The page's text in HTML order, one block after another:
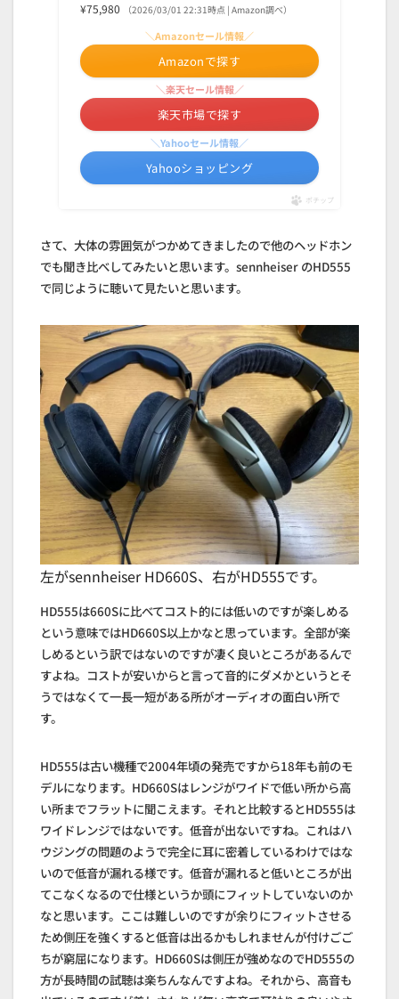
¥75,980
（2026/03/01 22:31時点 | Amazon調べ）
＼Amazonセール情報／
Amazonで探す
＼楽天セール情報／
楽天市場で探す
＼Yahooセール情報／
Yahooショッピング
ポチップ
さて、大体の雰囲気がつかめてきましたので他のヘッドホン
でも聞き比べしてみたいと思います。sennheiser のHD555
で同じように聴いて見たいと思います。
左がsennheiser HD660S、右がHD555です。
HD555は660Sに比べてコスト的には低いのですが楽しめる
という意味ではHD660S以上かなと思っています。全部が楽
しめるという訳ではないのですが凄く良いところがあるんで
すよね。コストが安いからと言って音的にダメかというとそ
うではなくて一長一短がある所がオーディオの面白い所で
す。
HD555は古い機種で2004年頃の発売ですから18年も前のモ
デルになります。HD660Sはレンジがワイドで低い所から高
い所までフラットに聞こえます。それと比較するとHD555は
ワイドレンジではないです。低音が出ないですね。これはハ
ウジングの問題のようで完全に耳に密着しているわけではな
いので低音が漏れる様です。低音が漏れると低いところが出
てこなくなるので仕様というか頭にフィットしていないのか
なと思います。ここは難しいのですが余りにフィットさせる
ため側圧を強くすると低音は出るかもしれませんが付けごご
ちが窮屈になります。HD660Sは側圧が強めなのでHD555の
方が長時間の試聴は楽ちんなんですよね。それから、高音も